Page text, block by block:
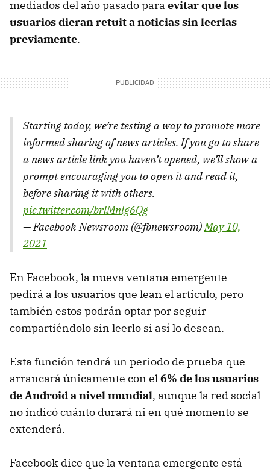
mediados del año pasado para evitar que los
usuarios dieran retuit a noticias sin leerlas
previamente.
Starting today, we’re testing a way to promote more
informed sharing of news articles. If you go to share
a news article link you haven’t opened, we’ll show a
prompt encouraging you to open it and read it,
before sharing it with others.
pic.twitter.com/brlMnlg6Qg
— Facebook Newsroom (@fbnewsroom)May 10,
2021
En Facebook, la nueva ventana emergente
pedirá a los usuarios que lean el artículo, pero
también estos podrán optar por seguir
compartiéndolo sin leerlo si así lo desean.
Esta función tendrá un periodo de prueba que
arrancará únicamente con el6% de los usuarios
de Android a nivel mundial, aunque la red social
no indicó cuánto durará ni en qué momento se
extenderá.
Facebook dice que la ventana emergente está